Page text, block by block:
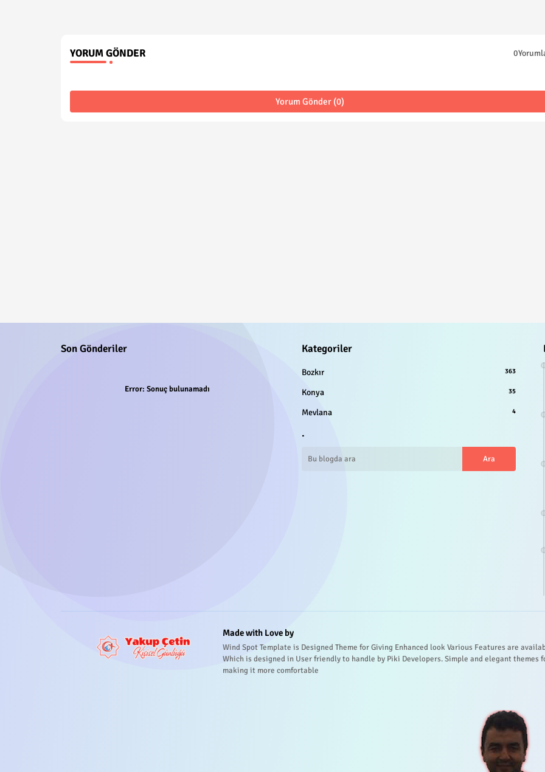
YORUM GÖNDER
Yorum Gönder (0)
Son Gönderiler
Error: Sonuç bulunamadı
Kategoriler
Bozkır 363
Konya 35
Mevlana 4
.
Made with Love by
Wind Spot Template is Designed Theme for Giving Enhanced look Various Features are
Which is designed in User friendly to handle by Piki Developers. Simple and elegant themes
making it more comfortable